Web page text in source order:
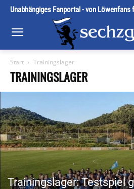
Unabhängiges Fanportal - von
Start Trainingslager
TRAININGSLAGER
Trainingslager: Testspiel